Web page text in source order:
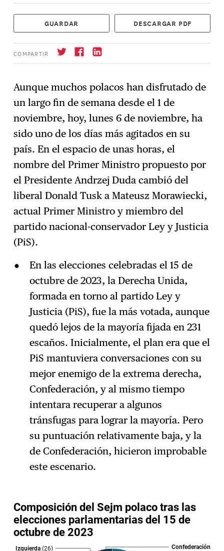
GUARDAR DESCARGAR PDF
COMPARTIR
→ Suscríbase
Aunque muchos polacos han disfrutado de
un largo fin de semana desde el 1 de
noviembre, hoy, lunes 6 de noviembre, ha
sido uno de los días más agitados en su
país. En el espacio de unas horas, el
nombre del Primer Ministro propuesto por
el Presidente Andrzej Duda cambió del
liberal Donald Tusk a Mateusz Morawiecki,
actual Primer Ministro y miembro del
partido nacional-conservador Ley y Justicia
(PiS).
En las elecciones celebradas el 15 de
octubre de 2023, la Derecha Unida,
formada en torno al partido Ley y
Justicia (PiS), fue la más votada, aunque
quedó lejos de la mayoría fijada en 231
escaños. Inicialmente, el plan era que el
PiS mantuviera conversaciones con su
mejor enemigo de la extrema derecha,
Confederación, y al mismo tiempo
intentara recuperar a algunos
tránsfugas para lograr la mayoría. Pero
su puntuación relativamente baja, y la
de Confederación, hicieron improbable
este escenario.